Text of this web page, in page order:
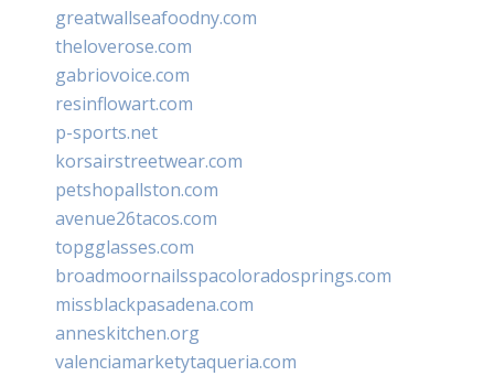
greatwallseafoodny.com
theloverose.com
gabriovoice.com
resinflowart.com
p-sports.net
korsairstreetwear.com
petshopallston.com
avenue26tacos.com
topgglasses.com
broadmoornailsspacoloradosprings.com
missblackpasadena.com
anneskitchen.org
valenciamarketytaqueria.com